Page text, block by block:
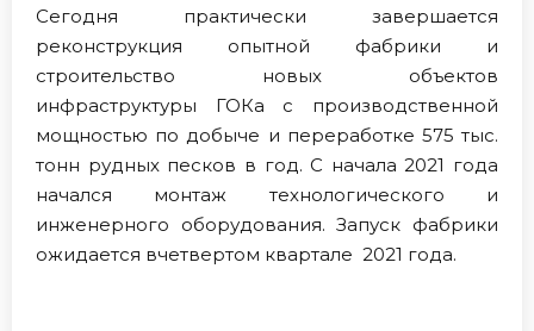
Сегодня практически завершается
реконструкция опытной фабрики и
строительство новых объектов
инфраструктуры ГОКа с производственной
мощностью по добыче и переработке 575 тыс.
тонн рудных песков в год. С начала 2021 года
начался монтаж технологического и
инженерного оборудования. Запуск фабрики
ожидается вчетвертом квартале 2021 года.